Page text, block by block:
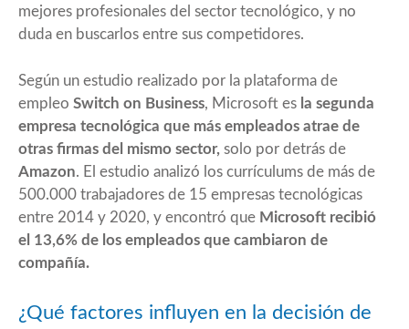
mejores profesionales del sector tecnológico, y no
duda en buscarlos entre sus competidores.
Según un estudio realizado por la plataforma de
empleo Switch on Business, Microsoft es la segunda
empresa tecnológica que más empleados atrae de
otras firmas del mismo sector, solo por detrás de
Amazon. El estudio analizó los currículums de más de
500.000 trabajadores de 15 empresas tecnológicas
entre 2014 y 2020, y encontró que Microsoft recibió
el 13,6% de los empleados que cambiaron de
compañía.
¿Qué factores influyen en la decisión de